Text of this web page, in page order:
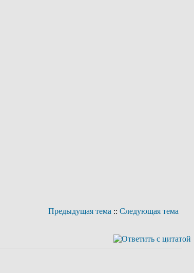
Предыдущая тема :: Следующая тема